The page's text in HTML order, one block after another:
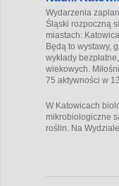
Wydarzenia
Śląski rozpoczną
miastach:
Będą to wystawy,
wykłady
wiekowych.
75 aktywności w
W Katowicach
mikrobiologiczne
roślin. Na Wydziale